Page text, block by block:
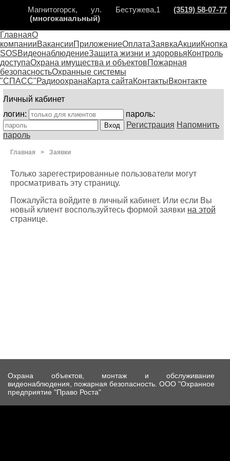
Магнитогорск, ул. Бестужева,1
(3519) 58-07-77
(многоканальный)
ГлавнаяО
компанииВакансииПриложениеОплатаЗаявкаАкцииКнопка
SOSВидеонаблюдениеЗащита жизни и здоровьяКонтроль
доступаОхрана имущества и объектовПожарная
безопасностьОхранные системы
"СПАСС"РадиоохранаКарта сайтаКонтактыВконтакте
Личный кабинет
логин:
пароль:
Регистрация Напомнить
пароль
Главная > Заявки
Только зарегестрированные пользователи могут
просматривать эту страницу.
Пожалуйста войдите в личный кабинет. Или если Вы
новый клиент воспользуйтесь формой заявки на этой
странице.
Охрана объектов, монтаж и обслуживание
видеонаблюдения, пожарная безопасность. ООО "Охранное
предприятие "Право Роста"